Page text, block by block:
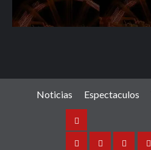
Noticias Espectaculos
Noticias